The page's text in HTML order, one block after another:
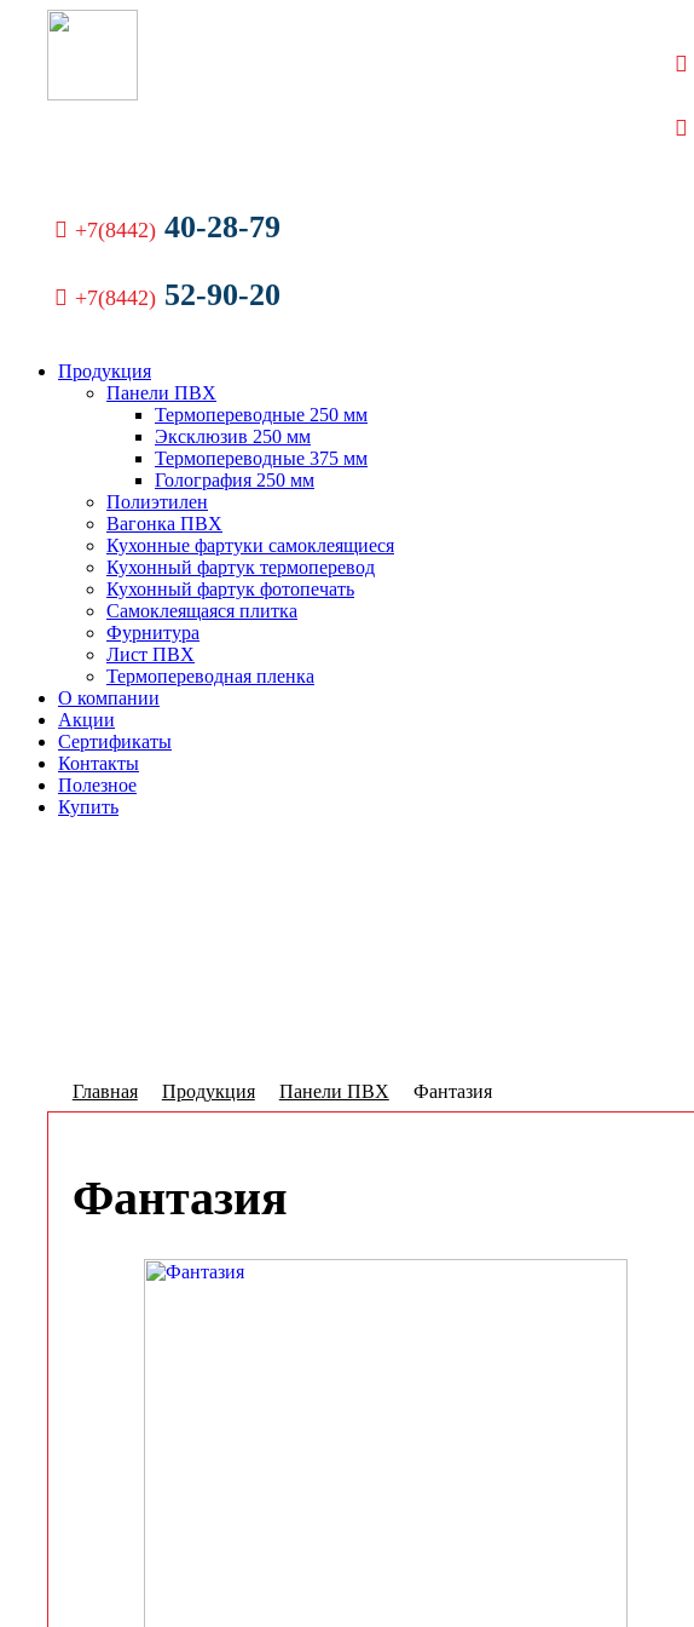
+7(8442)40-28-79
+7(8442)52-90-20
Продукция
Панели ПВХ
Термопереводные 250 мм
Эксклюзив 250 мм
Термопереводные 375 мм
Голография 250 мм
Полиэтилен
Вагонка ПВХ
Кухонные фартуки самоклеящиеся
Кухонный фартук термоперевод
Кухонный фартук фотопечать
Самоклеящаяся плитка
Фурнитура
Лист ПВХ
Термопереводная пленка
О компании
Акции
Сертификаты
Контакты
Полезное
Купить
Главная Продукция Панели ПВХ Фантазия
Фантазия